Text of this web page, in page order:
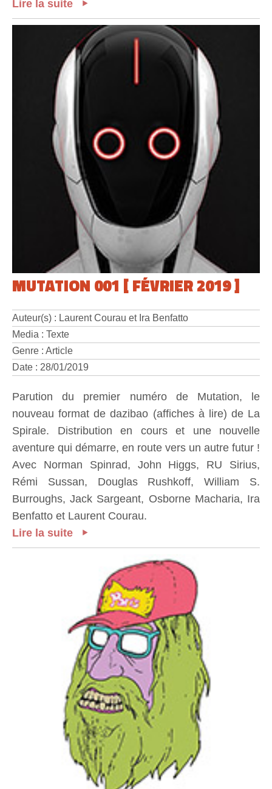
Lire la suite
MUTATION 001 [ FÉVRIER 2019 ]
Auteur(s) : Laurent Courau et Ira Benfatto
Media : Texte
Genre : Article
Date : 28/01/2019
Parution du premier numéro de Mutation, le
nouveau format de dazibao (affiches à lire) de La
Spirale. Distribution en cours et une nouvelle
aventure qui démarre, en route vers un autre futur !
Avec Norman Spinrad, John Higgs, RU Sirius,
Rémi Sussan, Douglas Rushkoff, William S.
Burroughs, Jack Sargeant, Osborne Macharia, Ira
Benfatto et Laurent Courau.
Lire la suite